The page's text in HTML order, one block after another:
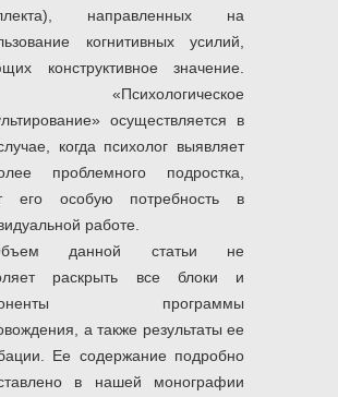
направленных на
когнитивных усилий,
конструктивное значение.
«Психологическое
осуществляется в
когда психолог выявляет
проблемного подростка,
его особую потребность в
работе.
данной статьи не
раскрыть все блоки и
программы
а также результаты ее
Ее содержание подробно
в нашей монографии